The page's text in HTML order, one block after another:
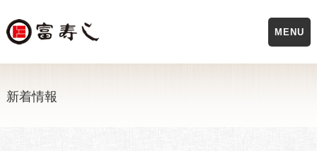
新着情報
MENU